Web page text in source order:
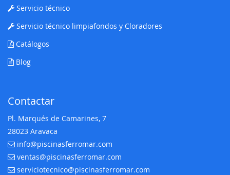
Servicio técnico
Servicio técnico limpiafondos y Cloradores
Catálogos
Blog
Contactar
Pl. Marqués de Camarines, 7
28023 Aravaca
E-mail:
info@piscinasferromar.com
E-mail:
ventas@piscinasferromar.com
E-mail:
serviciotecnico@piscinasferromar.com